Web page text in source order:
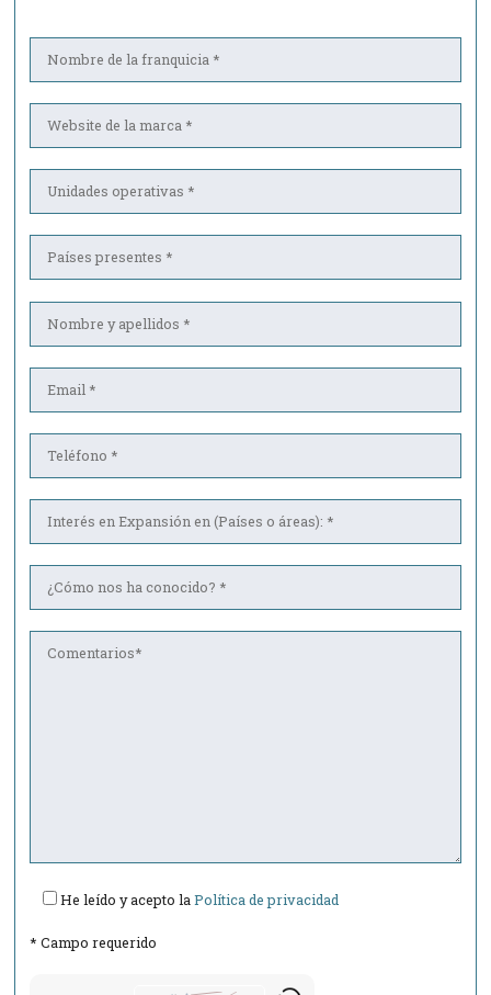
He leído y acepto laPolítica de privacidad
* Campo requerido